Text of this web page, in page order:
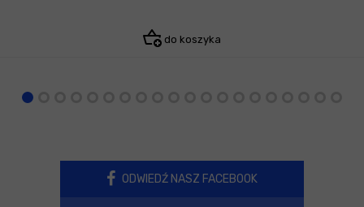
do koszyka
ODWIEDŹ NASZ FACEBOOK